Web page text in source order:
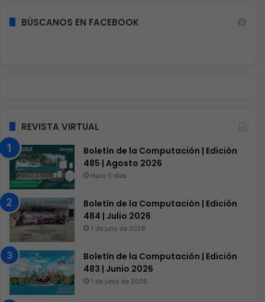
BÚSCANOS EN FACEBOOK
REVISTA VIRTUAL
Boletín de la Computación | Edición
485 | Agosto 2026
Hace 5 días
Boletín de la Computación | Edición
484 | Julio 2026
1 de julio de 2026
Boletín de la Computación | Edición
483 | Junio 2026
1 de junio de 2026